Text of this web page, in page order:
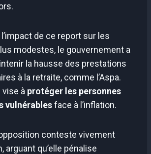
de ce report sur les
modestes, le gouvernement a
la hausse des prestations
à la retraite, comme l’Aspa.
à protéger les personnes
vulnérablesface à l’inflation.
conteste vivement
arguant qu’elle pénalise